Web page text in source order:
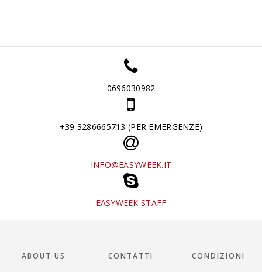
0696030982
+39 3286665713 (PER EMERGENZE)
INFO@EASYWEEK.IT
EASYWEEK STAFF
ABOUT US CONTATTI CONDIZIONI